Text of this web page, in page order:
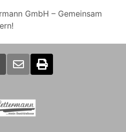
GmbH – Gemeinsam